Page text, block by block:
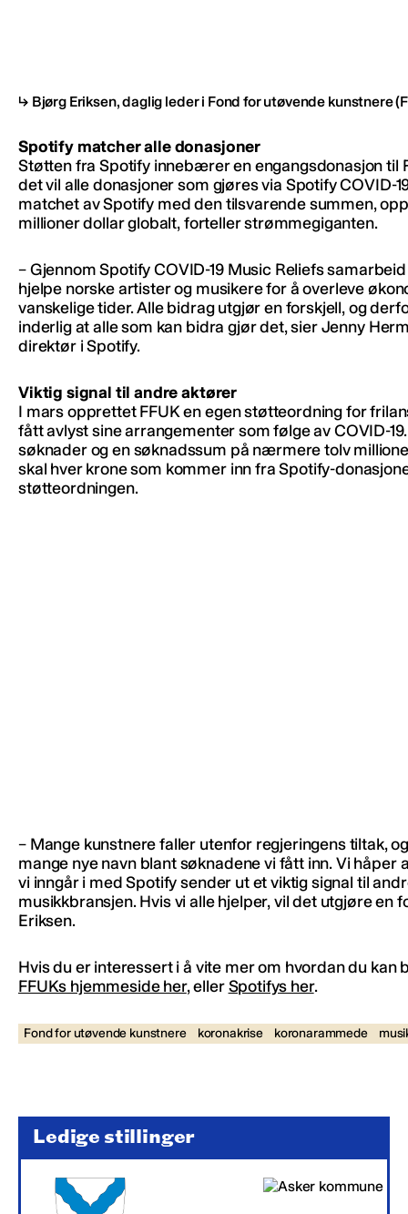
Bjørg Eriksen, daglig leder i Fond for utøvende kunstnere
Spotify matcher alle donasjoner
Støtten fra Spotify innebærer en engangsdonasjon til
det vil alle donasjoner som gjøres via Spotify COVID-
matchet av Spotify med den tilsvarende summen,
millioner dollar globalt, forteller strømmegiganten.
– Gjennom Spotify COVID-19 Music Reliefs
hjelpe norske artister og musikere for å overleve
vanskelige tider. Alle bidrag utgjør en forskjell, og
inderlig at alle som kan bidra gjør det, sier Jenny
direktør i Spotify.
Viktig signal til andre aktører
I mars opprettet FFUK en egen støtteordning for
fått avlyst sine arrangementer som følge av COVID-
søknader og en søknadssum på nærmere tolv
skal hver krone som kommer inn fra Spotify-
støtteordningen.
– Mange kunstnere faller utenfor regjeringens tiltak,
mange nye navn blant søknadene vi fått inn. Vi håper
vi inngår i med Spotify sender ut et viktig signal til
musikkbransjen. Hvis vi alle hjelper, vil det utgjøre en
Eriksen.
Hvis du er interessert i å vite mer om hvordan du kan
FFUKs hjemmeside her, ellerSpotifys her.
Fond for utøvende kunstnere koronakrise koronarammede
Ledige stillinger